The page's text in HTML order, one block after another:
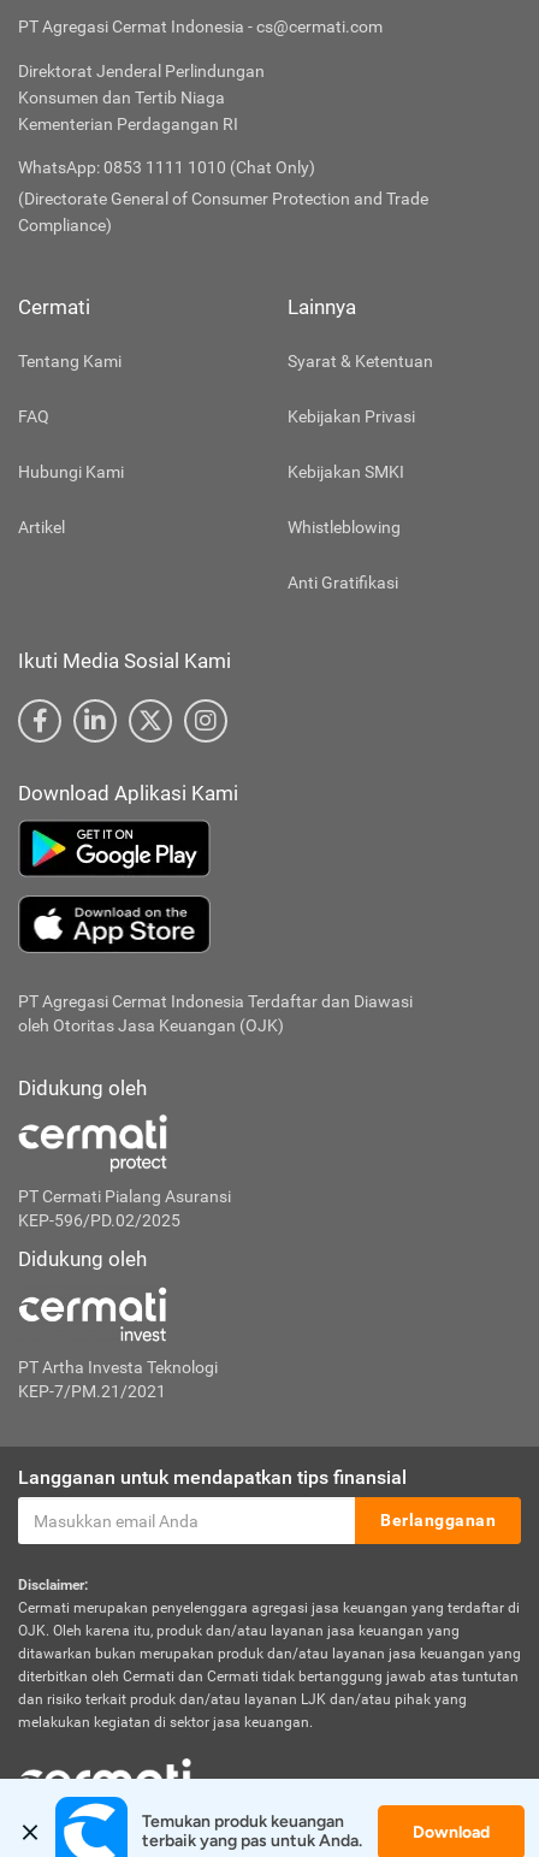
PT Agregasi Cermat Indonesia - cs@cermati.com
Direktorat Jenderal Perlindungan
Konsumen dan Tertib Niaga
Kementerian Perdagangan RI
WhatsApp: 0853 1111 1010 (Chat Only)
(Directorate General of Consumer Protection and Trade
Compliance)
Cermati
Tentang Kami
FAQ
Hubungi Kami
Artikel
Lainnya
Syarat & Ketentuan
Kebijakan Privasi
Kebijakan SMKI
Whistleblowing
Anti Gratifikasi
Ikuti Media Sosial Kami
Download Aplikasi Kami
PT Agregasi Cermat Indonesia Terdaftar dan Diawasi
oleh Otoritas Jasa Keuangan (OJK)
Didukung oleh
PT Cermati Pialang Asuransi
KEP-596/PD.02/2025
Didukung oleh
PT Artha Investa Teknologi
KEP-7/PM.21/2021
Langganan untuk mendapatkan tips finansial
Berlangganan
Disclaimer:
Cermati merupakan penyelenggara agregasi jasa keuangan yang terdaftar di
OJK. Oleh karena itu, produk dan/atau layanan jasa keuangan yang
ditawarkan bukan merupakan produk dan/atau layanan jasa keuangan yang
diterbitkan oleh Cermati dan Cermati tidak bertanggung jawab atas tuntutan
dan risiko terkait produk dan/atau layanan LJK dan/atau pihak yang
melakukan kegiatan di sektor jasa keuangan.
© 2026 Cermati. All Rights Reserved.
Temukan produk keuangan
terbaik yang pas untuk Anda.
Download